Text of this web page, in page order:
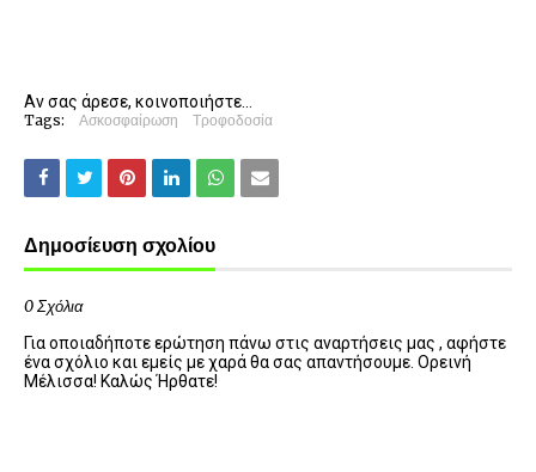
Αν σας άρεσε, κοινοποιήστε...
Tags: Ασκοσφαίρωση Τροφοδοσία
Δημοσίευση σχολίου
0 Σχόλια
Για οποιαδήποτε ερώτηση πάνω στις αναρτήσεις μας , αφήστε
ένα σχόλιο και εμείς με χαρά θα σας απαντήσουμε. Ορεινή
Μέλισσα! Καλώς Ήρθατε!